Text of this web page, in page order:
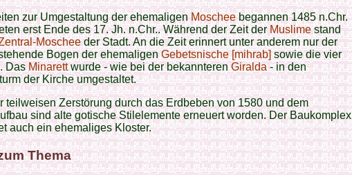
zur Umgestaltung der ehemaligenMoscheebegannen 1485 n.Chr.
erst Ende des 17. Jh. n.Chr.. Während der Zeit derMuslimestand
Moscheeder Stadt. An die Zeit erinnert unter anderem nur der
Bogen der ehemaligenGebetsnische [mihrab]sowie die vier
DasMinarettwurde - wie bei der bekannterenGiralda- in den
der Kirche umgestaltet.
teilweisen Zerstörung durch das Erdbeben von 1580 und dem
sind alte gotische Stilelemente erneuert worden. Der Baukomplex
auch ein ehemaliges Kloster.
Thema